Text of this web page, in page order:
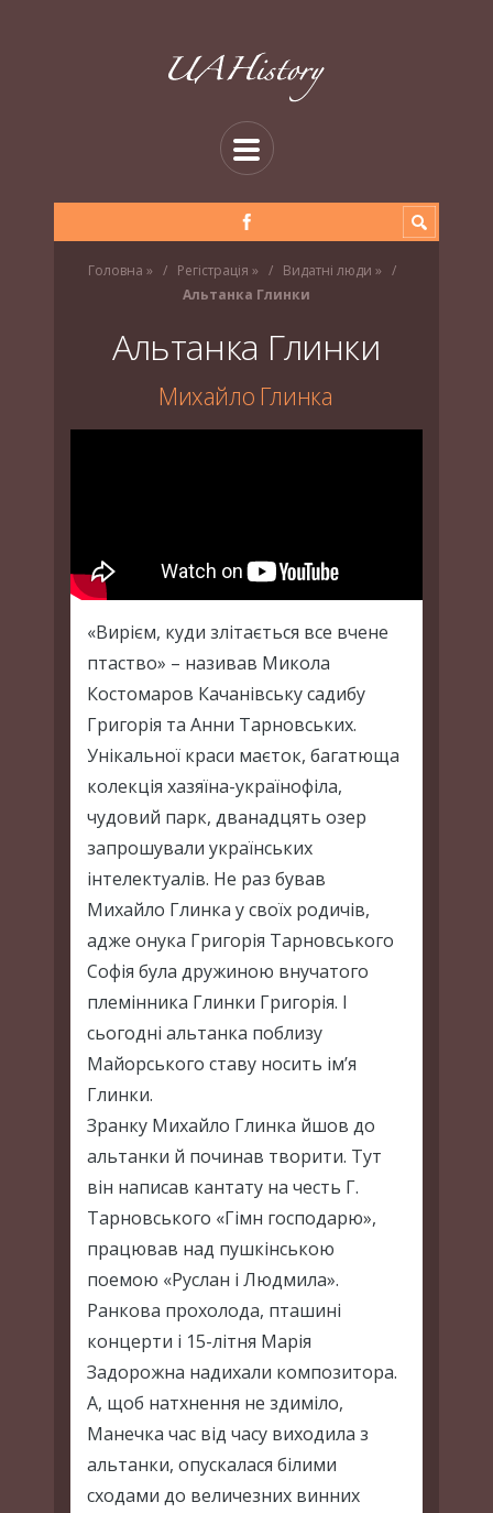
Головна » Регістрація » Видатні люди »
Альтанка Глинки
Альтанка Глинки
Михайло Глинка
«Вирієм, куди злітається все вчене
птаство» – називав Микола
Костомаров Качанівську садибу
Григорія та Анни Тарновських.
Унікальної краси маєток, багатюща
колекція хазяїна-українофіла,
чудовий парк, дванадцять озер
запрошували українських
інтелектуалів. Не раз бував
Михайло Глинка у своїх родичів,
адже онука Григорія Тарновського
Софія була дружиною внучатого
племінника Глинки Григорія. І
сьогодні альтанка поблизу
Майорського ставу носить ім’я
Глинки.
Зранку Михайло Глинка йшов до
альтанки й починав творити. Тут
він написав кантату на честь Г.
Тарновського «Гімн господарю»,
працював над пушкінською
поемою «Руслан і Людмила».
Ранкова прохолода, пташині
концерти і 15-літня Марія
Задорожна надихали композитора.
А, щоб натхнення не здиміло,
Манечка час від часу виходила з
альтанки, опускалася білими
сходами до величезних винних